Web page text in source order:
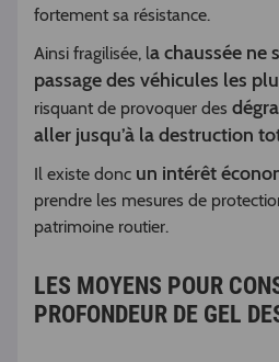
fortement sa résistance.
Ainsi fragilisée, la chaussée ne
passage des véhicules les
risquant de provoquer des
aller jusqu’à la destruction
Il existe donc un intérêt
prendre les mesures de
patrimoine routier.
LES MOYENS POUR
PROFONDEUR DE GEL